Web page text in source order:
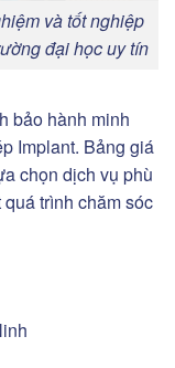
và tốt nghiệp
đại học uy tín
bảo hành minh
Implant. Bảng giá
chọn dịch vụ phù
trình chăm sóc